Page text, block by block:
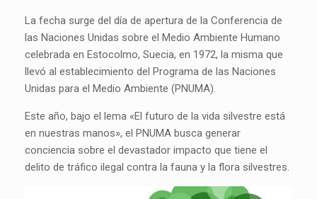
La fecha surge del día de apertura de la Conferencia de
las Naciones Unidas sobre el Medio Ambiente Humano
celebrada en Estocolmo, Suecia, en 1972, la misma que
llevó al establecimiento del Programa de las Naciones
Unidas para el Medio Ambiente (PNUMA).
Este año, bajo el lema «El futuro de la vida silvestre está
en nuestras manos», el PNUMA busca generar
conciencia sobre el devastador impacto que tiene el
delito de tráfico ilegal contra la fauna y la flora silvestres.